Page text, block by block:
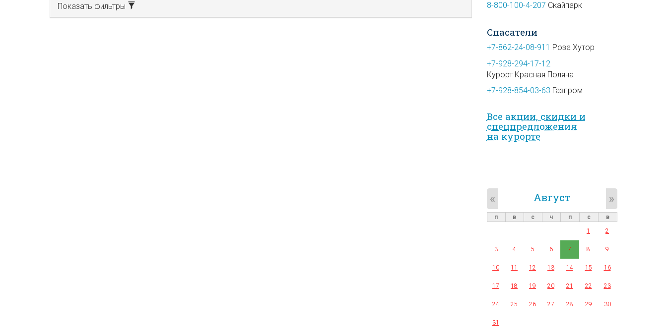
Показать фильтры
8-800-100-4-207 Скайпарк
Спасатели
+7-862-24-08-911 Роза Хутор
+7-928-294-17-12
Курорт Красная Поляна
+7-928-854-03-63 Газпром
Все акции, скидки и
спец­предложе­ния
на курорте
Август
« »
п в с ч п с
в
1
2
3 4 5 6 7 8 9
10 11 12 13 14 15 16
17 18 19 20 21 22 23
24 25 26 27 28 29 30
31